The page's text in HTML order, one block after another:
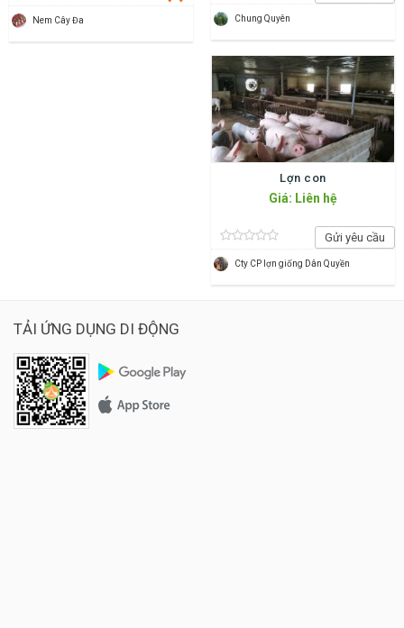
Nem Cây Đa Chung Quyên
Lợn con
Giá: Liên hệ
Gửi yêu cầu
Cty CP lợn giống Dân Quyền
TẢI ỨNG DỤNG DI ĐỘNG